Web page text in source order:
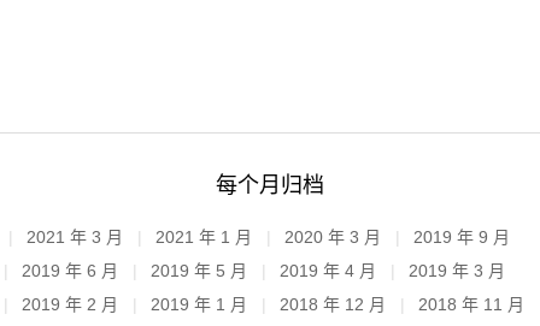
每个月归档
2021 年 3 月 2021 年 1 月 2020 年 3 月
2019 年 9 月
2019 年 6 月
2019 年 5 月 2019 年 4 月
2019 年 3 月
2019 年 2 月
2019 年 1 月 2018 年 12 月
2018 年 11 月